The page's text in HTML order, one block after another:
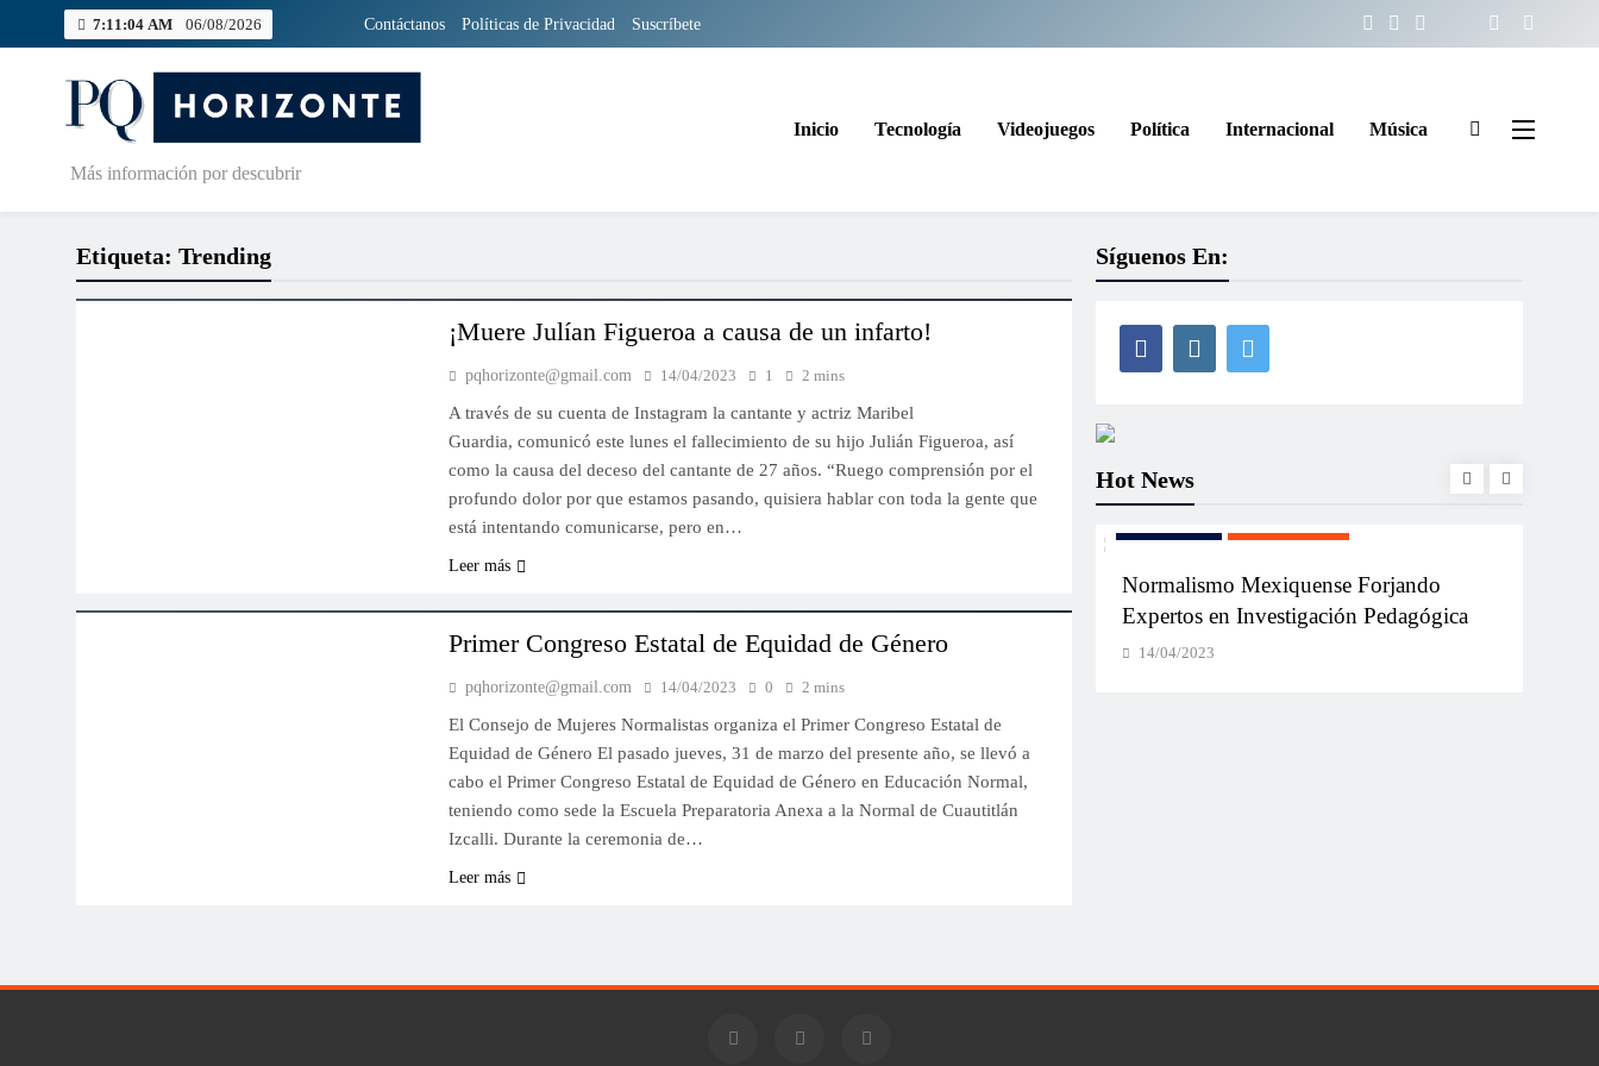
7:11:04 AM 06/08/2026 Contáctanos Políticas de Privacidad Suscríbete
Más información por descubrir
Inicio Tecnología Videojuegos Política Internacional Música
Etiqueta: Trending
IMPORTANTES MÚSICA
¡Muere Julían Figueroa a causa de un infarto!
pqhorizonte@gmail.com 14/04/2023 1 2 mins
A través de su cuenta de Instagram la cantante y actriz Maribel
Guardia, comunicó este lunes el fallecimiento de su hijo Julián Figueroa, así
como la causa del deceso del cantante de 27 años. “Ruego comprensión por el
profundo dolor por que estamos pasando, quisiera hablar con toda la gente que
está intentando comunicarse, pero en…
Leer más
Primer Congreso Estatal de Equidad de Género
pqhorizonte@gmail.com 14/04/2023 0 2 mins
El Consejo de Mujeres Normalistas organiza el Primer Congreso Estatal de
Equidad de Género El pasado jueves, 31 de marzo del presente año, se llevó a
cabo el Primer Congreso Estatal de Equidad de Género en Educación Normal,
teniendo como sede la Escuela Preparatoria Anexa a la Normal de Cuautitlán
Izcalli. Durante la ceremonia de…
Leer más
Síguenos En:
Hot News
IMPORTANTES
Dr. Edgar Alfonso Orozco designado
como portavoz de los maestros de
Normalismo Mexiquense Forjando
Expertos en Investigación Pedagógica
14/04/2023